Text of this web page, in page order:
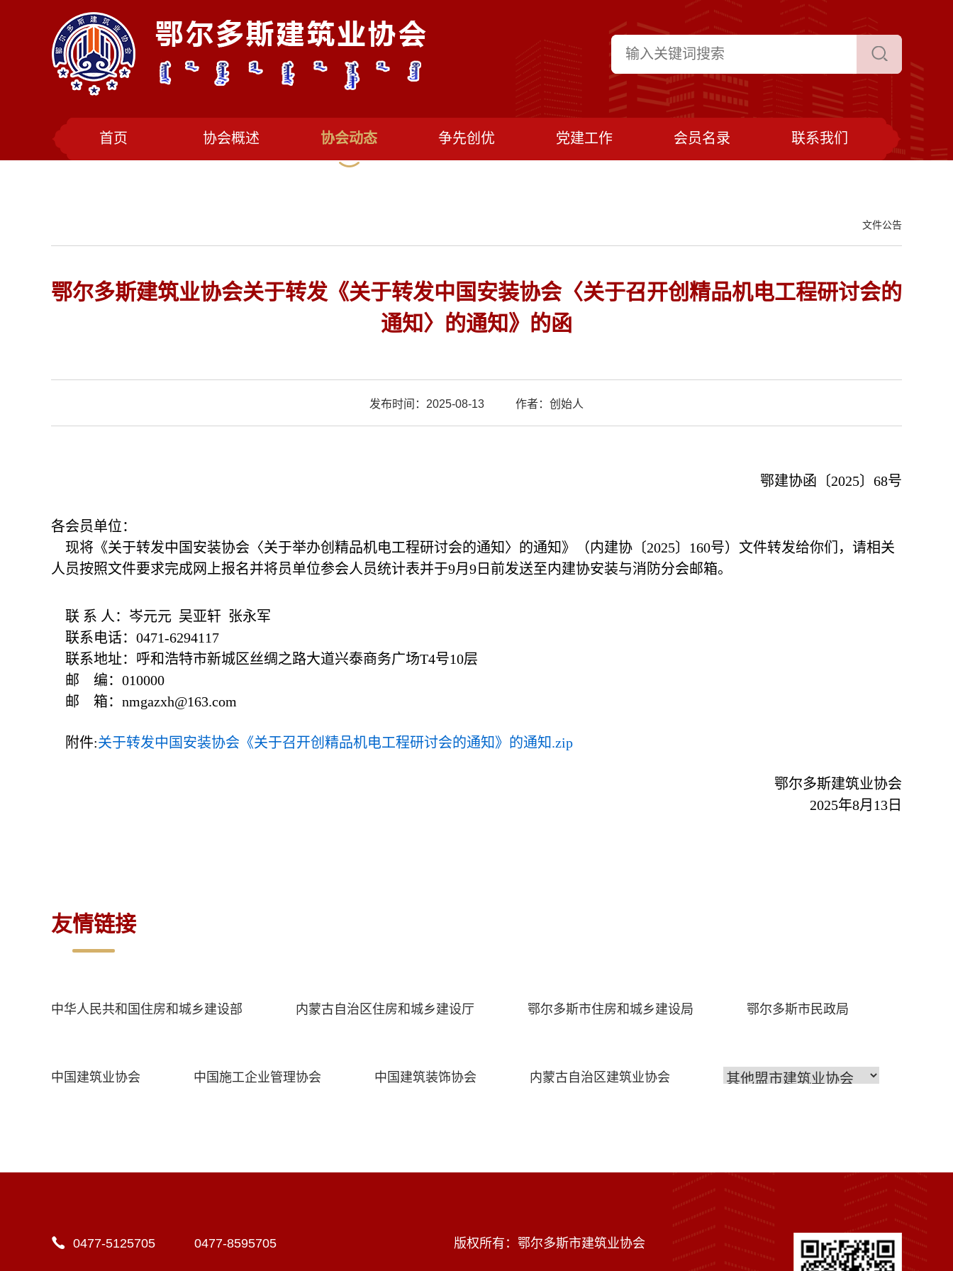
首页 协会概述 协会动态 争先创优 党建工作 会员名录 联系我们
文件公告
鄂尔多斯建筑业协会关于转发《关于转发中国安装协会〈关于召开创精品机电工程研讨会的
通知〉的通知》的函
发布时间：2025-08-13 作者：创始人
鄂建协函〔2025〕68号
各会员单位：
现将《关于转发中国安装协会〈关于举办创精品机电工程研讨会的通知〉的通知》（内建协〔2025〕160号）文件转发给你们，请相关
人员按照文件要求完成网上报名并将员单位参会人员统计表并于9月9日前发送至内建协安装与消防分会邮箱。
联 系 人：岑元元 吴亚轩 张永军
联系电话：0471-6294117
联系地址：呼和浩特市新城区丝绸之路大道兴泰商务广场T4号10层
邮 编：010000
邮 箱：nmgazxh@163.com
附件:关于转发中国安装协会《关于召开创精品机电工程研讨会的通知》的通知.zip
鄂尔多斯建筑业协会
2025年8月13日
友情链接
中华人民共和国住房和城乡建设部 内蒙古自治区住房和城乡建设厅 鄂尔多斯市住房和城乡建设局 鄂尔多斯市民政局
中国建筑业协会 中国施工企业管理协会 中国建筑装饰协会 内蒙古自治区建筑业协会
0477-5125705 0477-8595705 版权所有：鄂尔多斯市建筑业协会